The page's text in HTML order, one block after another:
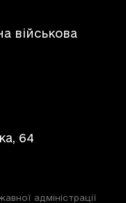
військова
64
адміністрації